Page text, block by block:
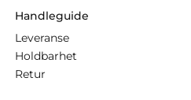
Handleguide
Leveranse
Holdbarhet
Retur